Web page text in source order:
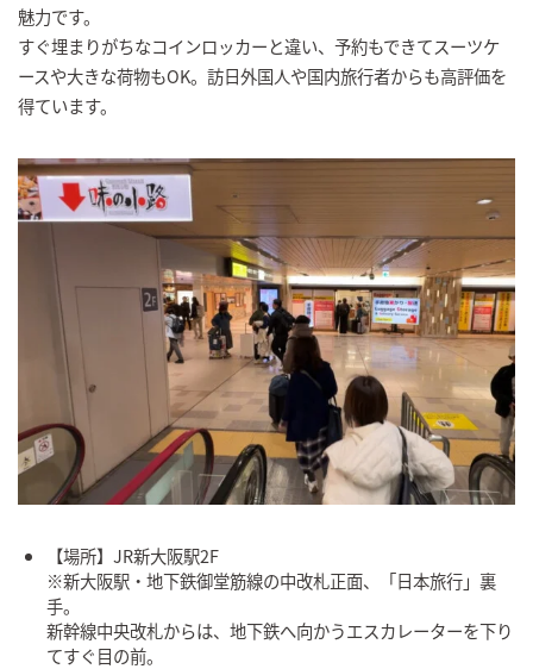
魅力です。
すぐ埋まりがちなコインロッカーと違い、予約もできてスーツケ
ースや大きな荷物もOK。訪日外国人や国内旅行者からも高評価を
得ています。
【場所】JR新大阪駅2F
※新大阪駅・地下鉄御堂筋線の中改札正面、「日本旅行」裏
手。
新幹線中央改札からは、地下鉄へ向かうエスカレーターを下り
てすぐ目の前。